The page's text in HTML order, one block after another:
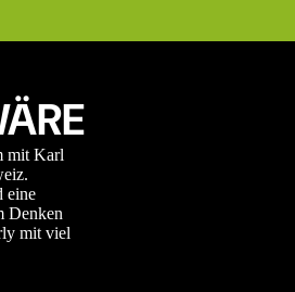
mit Karl
eine
Denken
mit viel